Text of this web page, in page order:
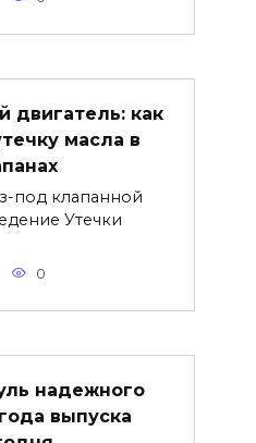
двигатель: как
масла в
под клапанной
Утечки
0
надежного
выпуска